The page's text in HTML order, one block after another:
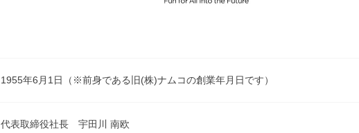
1955年6月1日（※前身である旧(株)ナムコの創業年月日です）
代表取締役社長 宇田川 南欧